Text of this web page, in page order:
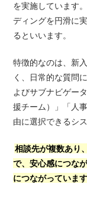
を実施しています
ディングを円滑に
るといいます。
特徴的なのは、新
く、日常的な質問
よびサブナビゲー
援チーム）」「人
由に選択できるシ
相談先が複数あり
で、安心感につな
につながっています